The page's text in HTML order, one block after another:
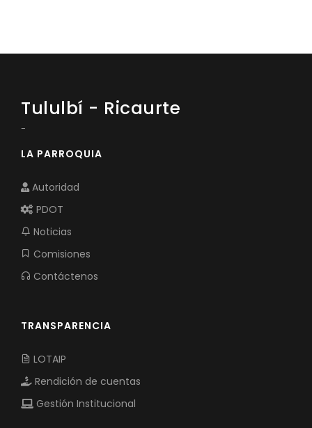
Tululbí - Ricaurte
-
LA PARROQUIA
Autoridad
PDOT
Noticias
Comisiones
Contáctenos
TRANSPARENCIA
LOTAIP
Rendición de cuentas
Gestión Institucional